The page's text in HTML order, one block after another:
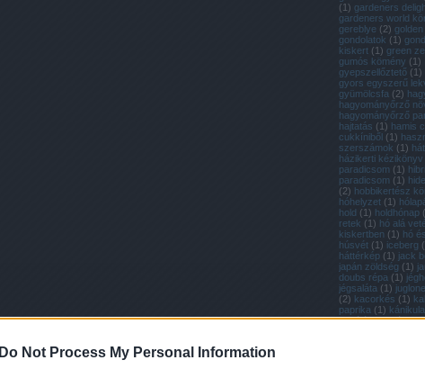
Do Not Process My Personal Information
(1) gardeners
gardeners world
gereblye (2)
gondolatok (1)
kiskert (1) green
gumós kömény (1)
gyepszellőztető (1)
gyors egyszerű
gyümölcsfa (2)
hagyományőrző
hagyományőrző
hajtatás (1) hamis
cukkíniből (1)
szerszámok (1)
házikerti kézikönyv
paradicsom (1)
paradicsom (1)
(2) hobbikertész
hóhelyzet (1)
hold (1) holdhónap (
retek (1) hó alá
kiskertben (1) hó
húsvét (1) iceberg (
háttérkép (1) jack
japán zöldség (1)
doubs répa (1)
jégsaláta (1) juglone
(2) kacorkés (1)
paprika (1) kánikula
kapálás (1)